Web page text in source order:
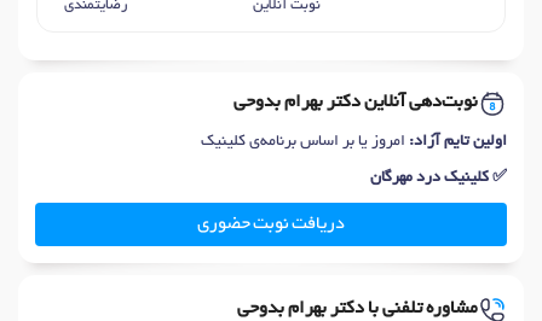
نوبت آنلاین رضایتمندی
نوبت‌دهی آنلاین دکتر بهرام بدوحی
اولین تایم آزاد: امروز یا بر اساس برنامه‌ی کلینیک
✅ کلینیک درد مهرگان
دریافت نوبت حضوری
مشاوره تلفنی با دکتر بهرام بدوحی